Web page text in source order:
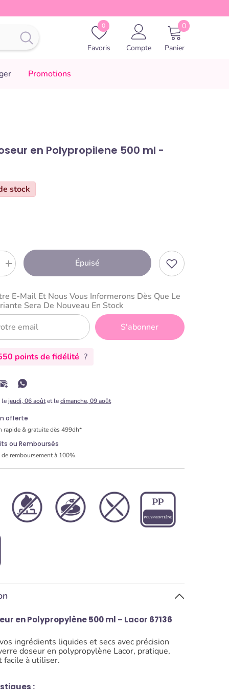
Favoris
0Favoris
Compte Panier
00
Promotions
en Polypropilene 500 ml -
stock
Augmenter
la
pour
Verre
Doseur
Polypropilene
500
-
Épuisé
E-Mail Et Nous Vous Informerons Dès Que Le
Sera De Nouveau En Stock
S'abonner
points de fidélité ?
le jeudi, 06 aoûtet ledimanche, 09 août
offerte
rapide & gratuite dès 499dh*
ou Remboursés
de remboursement à 100%.
en Polypropylène 500 ml – Lacor 67136
ingrédients liquides et secs avec précision
doseur en polypropylène Lacor, pratique,
facile à utiliser.
: